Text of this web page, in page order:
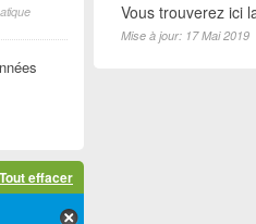
Vous trouverez ici
Mise à jour: 17 Mai 2019
Tout effacer